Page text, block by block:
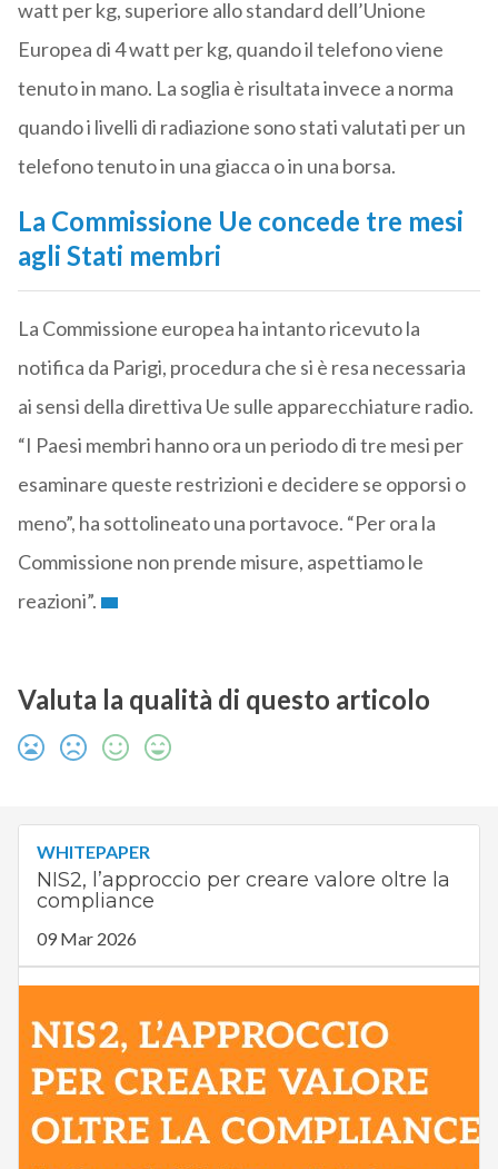
watt per kg, superiore allo standard dell’Unione
Europea di 4 watt per kg, quando il telefono viene
tenuto in mano. La soglia è risultata invece a norma
quando i livelli di radiazione sono stati valutati per un
telefono tenuto in una giacca o in una borsa.
La Commissione Ue concede tre mesi
agli Stati membri
La Commissione europea ha intanto ricevuto la
notifica da Parigi, procedura che si è resa necessaria
ai sensi della direttiva Ue sulle apparecchiature radio.
“I Paesi membri hanno ora un periodo di tre mesi per
esaminare queste restrizioni e decidere se opporsi o
meno”, ha sottolineato una portavoce. “Per ora la
Commissione non prende misure, aspettiamo le
reazioni”.
Valuta la qualità di questo articolo
WHITEPAPER
NIS2, l’approccio per creare valore oltre la
compliance
09 Mar 2026